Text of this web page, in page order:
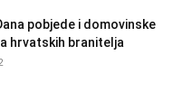
pobjede i domovinske
hrvatskih branitelja